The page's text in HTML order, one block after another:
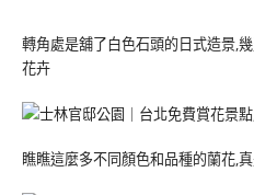
轉角處是舖了白色石頭的日式造景,
花卉
瞧瞧這麼多不同顏色和品種的蘭花,